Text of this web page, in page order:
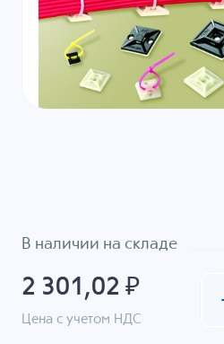
В наличии на складе
2 301,02 ₽
Цена с учетом НДС